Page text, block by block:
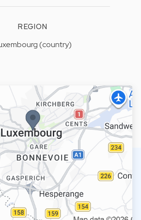
REGION
(country)